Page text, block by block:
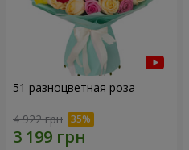
51 разноцветная роза
4 922 грн